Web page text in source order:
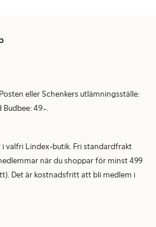
eller Schenkers utlämningsställe:
49:-.
valfri Lindex-butik. Fri standardfrakt
när du shoppar för minst 499
Det är kostnadsfritt att bli medlem i